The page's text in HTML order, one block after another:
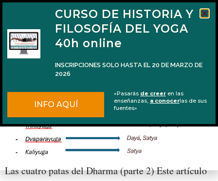
Las cuatro patas del Dharma (parte 2)
Las cuatro patas del Dharma (parte 2) Este artículo
CURSO DE HISTORIA Y
FILOSOFÍA DEL YOGA
40h online
INSCRIPCIONES SOLO HASTA EL 20 DE MARZO DE
2026
INFO AQUÍ
«Pasarás de creer en las
enseñanzas, a conocerlas de sus
fuentes»